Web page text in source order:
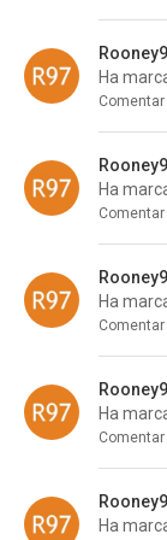
Ha
Comentar
Ha
Comentar
Ha
Comentar
Ha
Comentar
Ha